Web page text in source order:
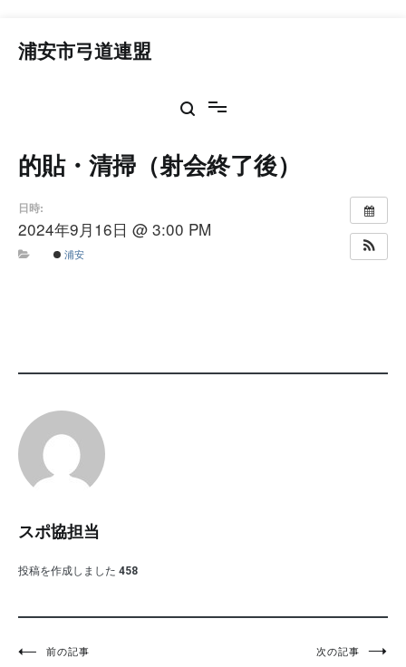
浦安市弓道連盟
的貼・清掃（射会終了後）
日時:
2024年9月16日 @ 3:00 PM
浦安
スポ協担当
投稿を作成しました 458
投
前の記事 次の記事